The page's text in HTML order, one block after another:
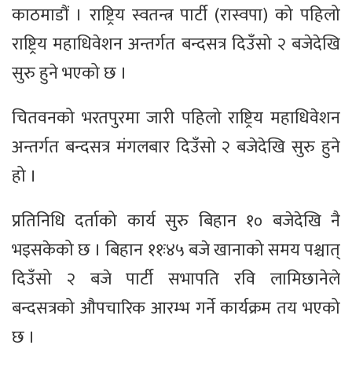
काठमाडौं । राष्ट्रिय स्वतन्त्र पार्टी (रास्वपा) को पहिलो
राष्ट्रिय महाधिवेशन अन्तर्गत बन्दसत्र दिउँसो २ बजेदेखि
सुरु हुने भएको छ ।
चितवनको भरतपुरमा जारी पहिलो राष्ट्रिय महाधिवेशन
अन्तर्गत बन्दसत्र मंगलबार दिउँसो २ बजेदेखि सुरु हुने
हो ।
प्रतिनिधि दर्ताको कार्य सुरु बिहान १० बजेदेखि नै
भइसकेको छ । बिहान ११ः४५ बजे खानाको समय पश्चात्
दिउँसो २ बजे पार्टी सभापति रवि लामिछानेले
बन्दसत्रको औपचारिक आरम्भ गर्ने कार्यक्रम तय भएको
छ ।